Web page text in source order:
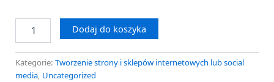
Dodaj do koszyka
Kategorie: Tworzenie strony i sklepów internetowych lub social
media, Uncategorized